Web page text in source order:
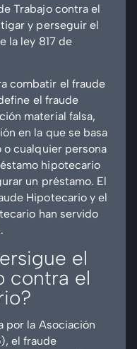
Trabajo contra el
y perseguir el
la ley 817 de
combatir el fraude
el fraude
material falsa,
en la que se basa
cualquier persona
hipotecario
un préstamo. El
Hipotecario y el
han servido
el
contra el
por la Asociación
el fraude